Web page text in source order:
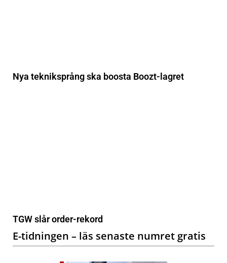
Nya tekniksprång ska boosta Boozt-lagret
TGW slår order-rekord
E-tidningen – läs senaste numret gratis